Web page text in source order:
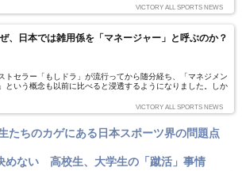
事故、罰走を課せられた選手が重体になる事件など、痛ましいニ
スが後を絶ちません。 海外に目を移せば、十分な休養、最適
ダードになっています。サッカー大国・スペインで育成年代の
チを務める坪井健太郎氏にお話を伺いました。(取材・文:大塚
VICTORY ALL SPORTS NEWS
、日本では雑用係を「マネージャー」と呼ぶのか？
トセラー「もしドラ」が流行ってから随分経ち、「マネジメン
という概念も以前に比べると浸透するようになりました。しか
役割は、「マネジメント」のそれとはかけ離れているように思い
。どうしてこの乖離は生まれたのでしょうか？ 帝京大学経済
博士）に解説を依頼しました。（文：大山高）
VICTORY ALL SPORTS NEWS
たちのカゲにある日本スポーツ界の問題点
めない 高校生、大学生の「蹴活」事情